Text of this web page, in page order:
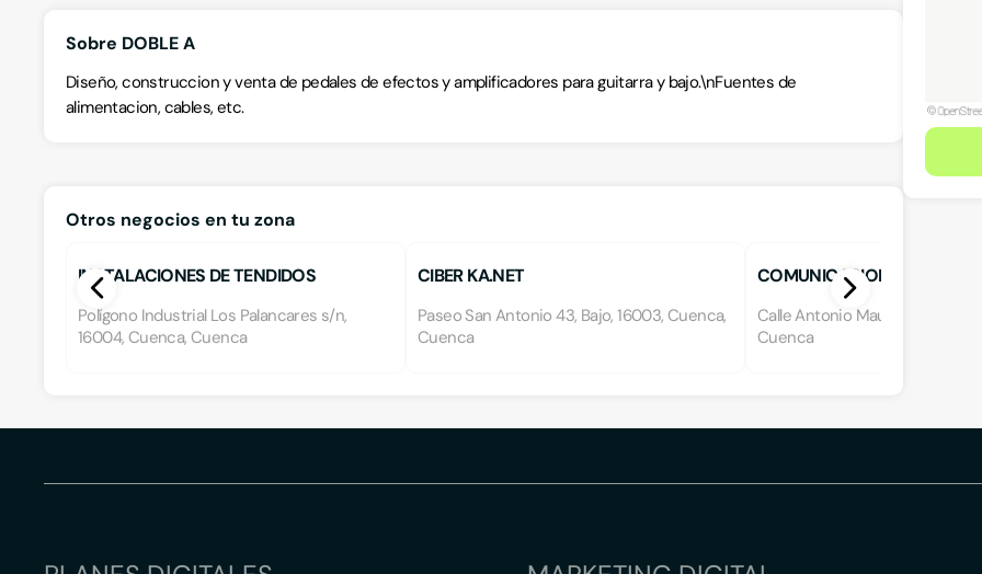
Sobre DOBLE A
Diseño, construccion y venta de pedales de efectos y amplificadores para guitarra y bajo.\nFuentes de
alimentacion, cables, etc.
Otros negocios en tu zona
INSTALACIONES DE TENDIDOS
TELEFONICOS, S.A.
Polígono Industrial Los Palancares s/n,
16004, Cuenca, Cuenca
CIBER KA.NET
Paseo San Antonio 43, Bajo, 16003, Cuenca,
Cuenca
COMUNICACIONES J.
Calle Antonio Maura, 16003,
Cuenca